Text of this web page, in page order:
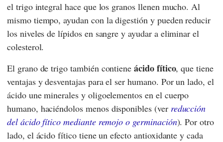
el trigo integral hace que los granos llenen mucho. Al
mismo tiempo, ayudan con la digestión y pueden reducir
los niveles de lípidos en sangre y ayudar a eliminar el
colesterol.
El grano de trigo también contieneácido fítico, que tiene
ventajas y desventajas para el ser humano. Por un lado, el
ácido une minerales y oligoelementos en el cuerpo
humano, haciéndolos menos disponibles (ver reducción
del ácido fítico mediante remojo o germinación). Por otro
lado, el ácido fítico tiene un efecto antioxidante y cada